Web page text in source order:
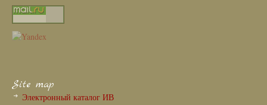
Site map
Электронный каталог ИВ